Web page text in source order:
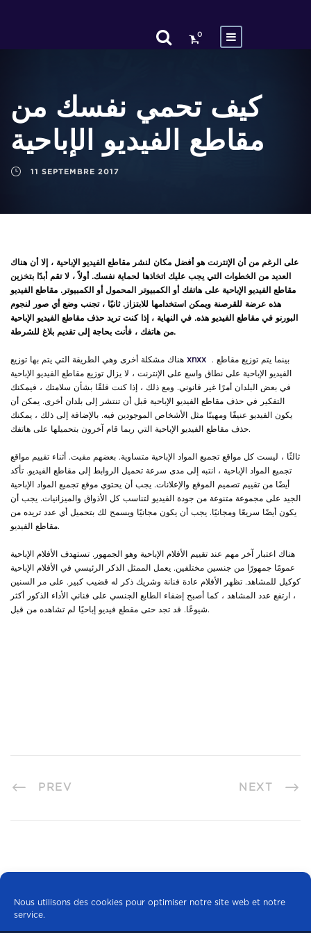
Nous utilisons des cookies pour optimiser notre site web et notre
service.
0
كيف تحمي نفسك من
مقاطع الفيديو الإباحية
11 SEPTEMBRE 2017
على الرغم من أن الإنترنت هو أفضل مكان لنشر مقاطع الفيديو الإباحية ، إلا أن هناك
العديد من الخطوات التي يجب عليك اتخاذها لحماية نفسك. أولاً ، لا تقم أبدًا بتخزين
مقاطع الفيديو الإباحية على هاتفك أو الكمبيوتر المحمول أو الكمبيوتر. مقاطع الفيديو
هذه عرضة للقرصنة ويمكن استخدامها للابتزاز. ثانيًا ، تجنب وضع أي صور لنجوم
البورنو في مقاطع الفيديو هذه. في النهاية ، إذا كنت تريد حذف مقاطع الفيديو الإباحية
من هاتفك ، فأنت بحاجة إلى تقديم بلاغ للشرطة.
xnxx . بينما يتم توزيع مقاطع
الفيديو الإباحية على نطاق واسع على الإنترنت ، لا يزال توزيع مقاطع الفيديو الإباحية
في بعض البلدان أمرًا غير قانوني. ومع ذلك ، إذا كنت قلقًا بشأن سلامتك ، فيمكنك
التفكير في حذف مقاطع الفيديو الإباحية قبل أن تنتشر إلى بلدان أخرى. يمكن أن
يكون الفيديو عنيفًا ومهينًا مثل الأشخاص الموجودين فيه. بالإضافة إلى ذلك ، يمكنك
حذف مقاطع الفيديو الإباحية التي ربما قام آخرون بتحميلها على هاتفك.
ثالثًا ، ليست كل مواقع تجميع المواد الإباحية متساوية. بعضهم مقيت. أثناء تقييم مواقع
تجميع المواد الإباحية ، انتبه إلى مدى سرعة تحميل الروابط إلى مقاطع الفيديو. تأكد
أيضًا من تقييم تصميم الموقع والإعلانات. يجب أن يحتوي موقع تجميع المواد الإباحية
الجيد على مجموعة متنوعة من جودة الفيديو لتناسب كل الأذواق والميزانيات. يجب أن
يكون أيضًا سريعًا ومجانيًا. يجب أن يكون مجانيًا ويسمح لك بتحميل أي عدد تريده من
مقاطع الفيديو.
هناك اعتبار آخر مهم عند تقييم الأفلام الإباحية وهو الجمهور. تستهدف الأفلام الإباحية
عمومًا جمهورًا من جنسين مختلفين. يعمل الممثل الذكر الرئيسي في الأفلام الإباحية
كوكيل للمشاهد. تظهر الأفلام عادة فنانة وشريك ذكر له قضيب كبير. على مر السنين
، ارتفع عدد المشاهد ، كما أصبح إضفاء الطابع الجنسي على فناني الأداء الذكور أكثر
شيوعًا. قد تجد حتى مقطع فيديو إباحيًا لم تشاهده من قبل.
PREV NEXT